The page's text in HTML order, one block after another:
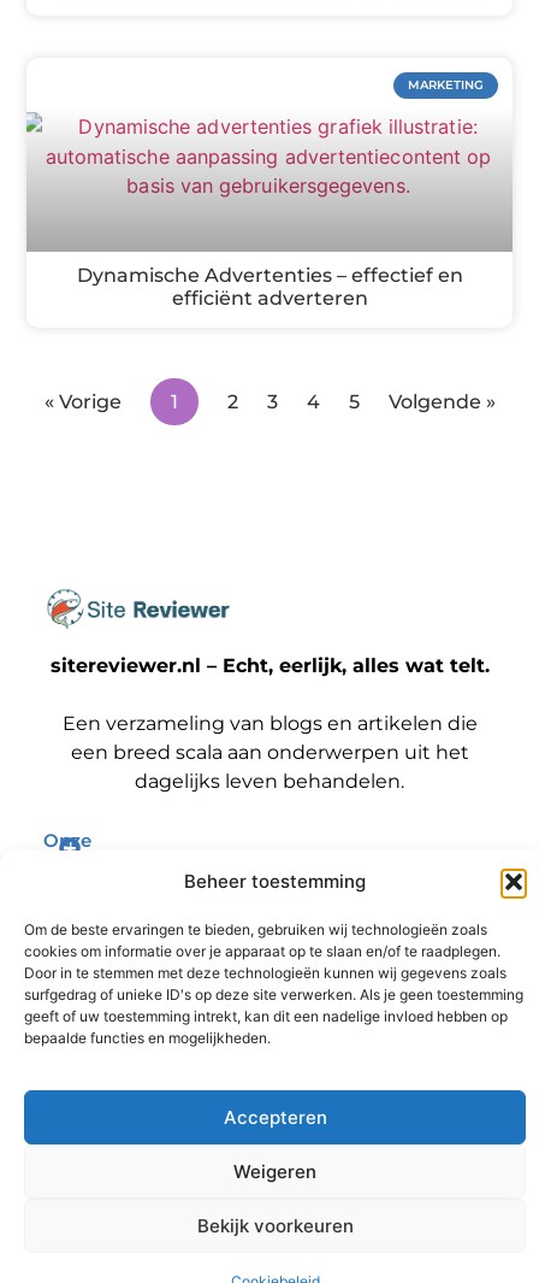
Beheer toestemming
Om de beste ervaringen te bieden, gebruiken wij technologieën zoals
cookies om informatie over je apparaat op te slaan en/of te raadplegen.
Door in te stemmen met deze technologieën kunnen wij gegevens zoals
surfgedrag of unieke ID's op deze site verwerken. Als je geen toestemming
geeft of uw toestemming intrekt, kan dit een nadelige invloed hebben op
bepaalde functies en mogelijkheden.
Accepteren
Weigeren
Bekijk voorkeuren
MARKETING
Dynamische Advertenties – effectief en
efficiënt adverteren
« Vorige 1 2 3 4 5 Volgende »
sitereviewer.nl – Echt, eerlijk, alles wat telt.
Een verzameling van blogs en artikelen die
een breed scala aan onderwerpen uit het
dagelijks leven behandelen.
Onze
Bericht categorie
@2025 www.sitereviewer.nl. All Right Reserved.